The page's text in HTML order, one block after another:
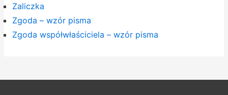
Zaliczka
Zgoda – wzór pisma
Zgoda współwłaściciela – wzór pisma